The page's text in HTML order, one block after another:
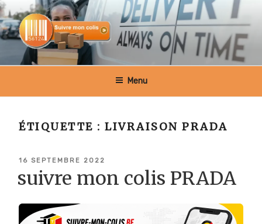
Aller
au
contenu
principal
SUIVRE MON COLIS BELGIQUE
Menu
ÉTIQUETTE :LIVRAISON PRADA
PUBLIÉ
16 SEPTEMBRE 2022
suivre mon colis PRADA